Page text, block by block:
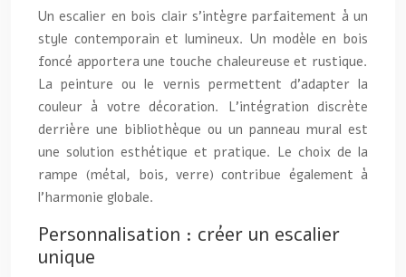
Un escalier en bois clair s’intègre parfaitement à un
style contemporain et lumineux. Un modèle en bois
foncé apportera une touche chaleureuse et rustique.
La peinture ou le vernis permettent d’adapter la
couleur à votre décoration. L’intégration discrète
derrière une bibliothèque ou un panneau mural est
une solution esthétique et pratique. Le choix de la
rampe (métal, bois, verre) contribue également à
l’harmonie globale.
Personnalisation : créer un escalier
unique